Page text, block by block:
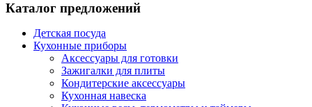
Каталог предложений
Детская посуда
Кухонные приборы
Аксессуары для готовки
Зажигалки для плиты
Кондитерские аксессуары
Кухонная навеска